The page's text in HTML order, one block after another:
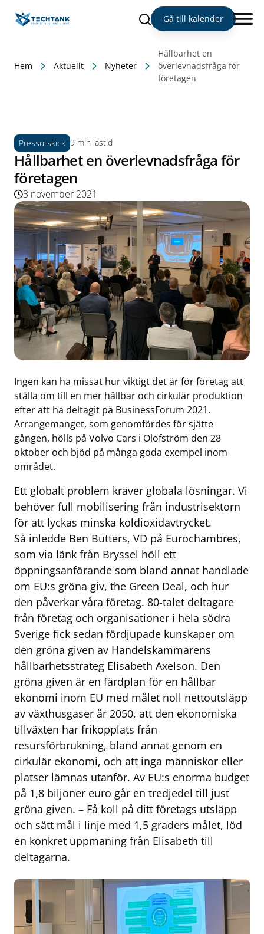
Sök Gå till kalender
Hem Aktuellt Nyheter
Hållbarhet en
överlevnadsfråga för
företagen
Pressutskick 9 min lästid
Hållbarhet en överlevnadsfråga för
företagen
3 november 2021
Ingen kan ha missat hur viktigt det är för företag att
ställa om till en mer hållbar och cirkulär produktion
efter att ha deltagit på BusinessForum 2021.
Arrangemanget, som genomfördes för sjätte
gången, hölls på Volvo Cars i Olofström den 28
oktober och bjöd på många goda exempel inom
området.
Ett globalt problem kräver globala lösningar. Vi
behöver full mobilisering från industrisektorn
för att lyckas minska koldioxidavtrycket.
Så inledde Ben Butters, VD på Eurochambres,
som via länk från Bryssel höll ett
öppningsanförande som bland annat handlade
om EU:s gröna giv, the Green Deal, och hur
den påverkar våra företag. 80-talet deltagare
från företag och organisationer i hela södra
Sverige fick sedan fördjupade kunskaper om
den gröna given av Handelskammarens
hållbarhetsstrateg Elisabeth Axelson. Den
gröna given är en färdplan för en hållbar
ekonomi inom EU med målet noll nettoutsläpp
av växthusgaser år 2050, att den ekonomiska
tillväxten har frikopplats från
resursförbrukning, bland annat genom en
cirkulär ekonomi, och att inga människor eller
platser lämnas utanför. Av EU:s enorma budget
på 1,8 biljoner euro går en tredjedel till just
gröna given. – Få koll på ditt företags utsläpp
och sätt mål i linje med 1,5 graders målet, löd
en konkret uppmaning från Elisabeth till
deltagarna.